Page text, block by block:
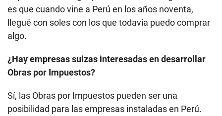
es que cuando vine a Perú en los años noventa,
llegué con soles con los que todavía puedo comprar
algo.
¿Hay empresas suizas interesadas en desarrollar
Obras por Impuestos?
Sí, las Obras por Impuestos pueden ser una
posibilidad para las empresas instaladas en Perú.